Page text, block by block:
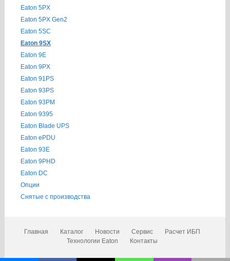
Eaton 5PX
Eaton 5PX Gen2
Eaton 5SC
Eaton 9SX
Eaton 9E
Eaton 9PX
Eaton 91PS
Eaton 93PS
Eaton 93PM
Eaton 9395
Eaton Blade UPS
Eaton ePDU
Eaton 93E
Eaton 9PHD
Eaton DC
Опции
Снятые с производства
Главная Каталог Новости Сервис
Расчет ИБП
Технологии Eaton
Контакты